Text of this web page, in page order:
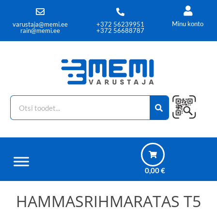
varustaja@memi.ee
rain@memi.ee
+372 56239951
+372 56688787
Minu konto
0,00€
HAMMASRIHMARATAS T5